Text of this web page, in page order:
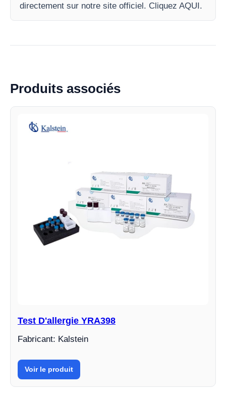
directement sur notre site officiel. Cliquez AQUI.
Produits associés
Test D'allergie YRA398
Fabricant: Kalstein
Voir le produit